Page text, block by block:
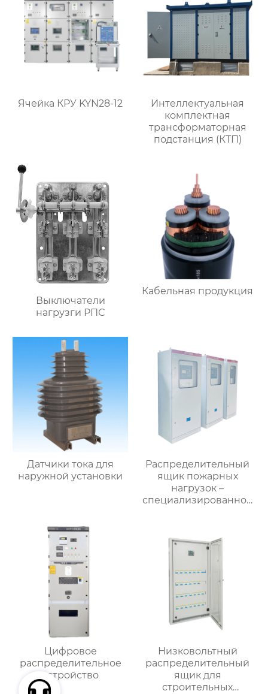
Ячейка КРУ KYN28-12
Интеллектуальная
комплектная
трансформаторная
подстанция (КТП)
Выключатели
нагрузги РПС
Кабельная продукция
Датчики тока для
наружной установки
Распределительный
ящик пожарных
нагрузок –
специализированное
Цифровое
распределительное
устройство
Низковольтный
распределительный
ящик для
строительных